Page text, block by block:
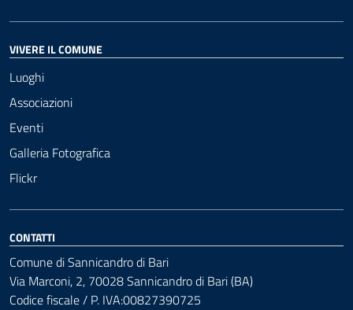
VIVERE IL COMUNE
Luoghi
Associazioni
Eventi
Galleria Fotografica
Flickr
CONTATTI
Comune di Sannicandro di Bari
Via Marconi, 2, 70028 Sannicandro di Bari (BA)
Codice fiscale / P. IVA:00827390725